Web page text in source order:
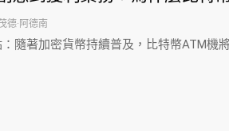
德·阿德南
：隨著加密貨幣持續普及，比特幣ATM機